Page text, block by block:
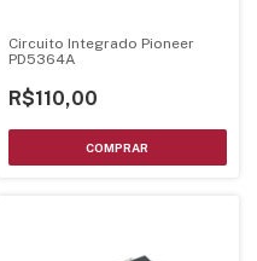
Circuito Integrado Pioneer
PD5364A
R$110,00